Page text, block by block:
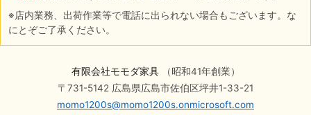
※店内業務、出荷作業等で電話に出られない場合もございます。な
にとぞご了承ください。
有限会社モモダ家具（昭和41年創業）
〒731-5142 広島県広島市佐伯区坪井1-33-21
momo1200s@momo1200s.onmicrosoft.com